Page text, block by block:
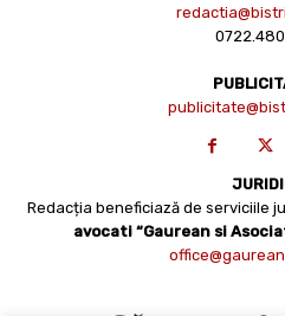
Redacția beneficiază de serviciile
avocati “Gaurean si